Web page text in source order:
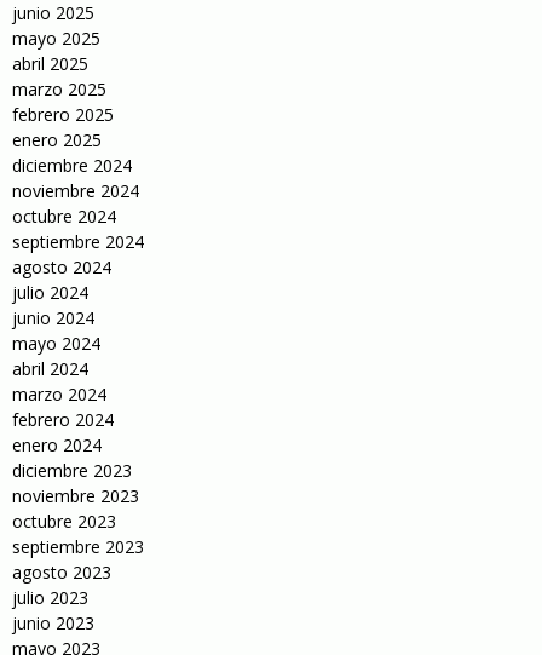
junio 2025
mayo 2025
abril 2025
marzo 2025
febrero 2025
enero 2025
diciembre 2024
noviembre 2024
octubre 2024
septiembre 2024
agosto 2024
julio 2024
junio 2024
mayo 2024
abril 2024
marzo 2024
febrero 2024
enero 2024
diciembre 2023
noviembre 2023
octubre 2023
septiembre 2023
agosto 2023
julio 2023
junio 2023
mayo 2023